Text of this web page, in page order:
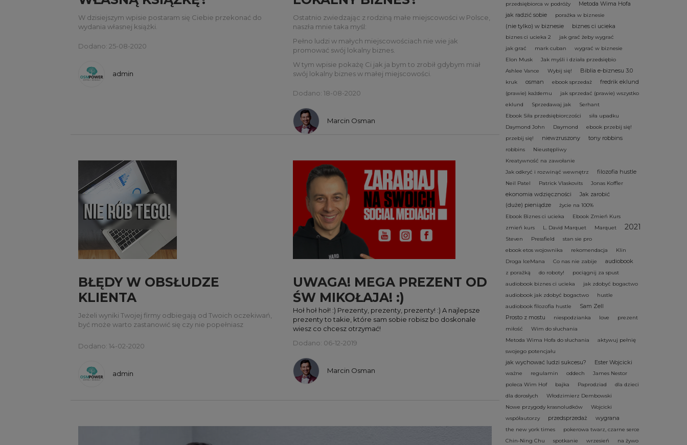
Dodano: 25-08-2020
W dzisiejszym wpisie postaram się Ciebie przekonać do
wydania własnej książki.
admin
Dodano: 18-08-2020
Ostatnio zwiedzając z rodziną małe miejscowości w Polsce,
naszła mnie taka myśl:
Pełno ludzi w małych miejscowościach nie wie jak
promować swój lokalny biznes.
W tym wpisie pokażę Ci jak ja bym to zrobił gdybym miał
swój lokalny biznes w małej miejscowości.
Marcin Osman
BŁĘDY W OBSŁUDZE
KLIENTA
Dodano: 14-02-2020
Jeżeli wyniki Twojej firmy odbiegają od Twoich oczekiwań,
być może warto zastanowić się czy nie popełniasz
admin
UWAGA! MEGA PREZENT OD
ŚW MIKOŁAJA! :)
Dodano: 06-12-2019
Hoł hoł hoł! :) Prezenty, prezenty, prezenty! :) A najlepsze
prezenty to takie, które sam sobie robisz bo doskonale
wiesz co chcesz otrzymać!
Marcin Osman
przedsiębiorca w podróży
Metoda Wima Hofa
jak radzić sobie
porażka w biznesie
(nie tylko) w biznesie biznes ci ucieka
biznes ci ucieka 2
jak grać żeby wygrać
jak grać
mark cuban
wygrać w biznesie
Elon Musk
Jak myśli i działa przedsiębio
Ashlee Vance
Wybij się! Biblia e-biznesu 3.0
kruk osman ebook sprzedaż fredrik eklund
(prawie) każdemu
jak sprzedać (prawie) wszystko
eklund
Sprzedawaj jak
Serhant
Ebook Siła przedsiębiorczości
siła upadku
Daymond John
Daymond
ebook przebij się!
przebij się!
niewzruszony tony robbins
robbins
Nieustępliwy
Kreatywność na zawołanie
Jak odkryć i rozwinąć wewnętrz
filozofia hustle
Neil Patel Patrick Vlaskovits Jonas Koffler
ekonomia wdzięczności
Jak zarobić
(duże) pieniądze
życie na 100%
Ebook Biznes ci ucieka
Ebook Zmień Kurs
zmień kurs
L. David Marquet Marquet 2021
Steven Pressfield
stan sie pro
ebook etos wojownika
rekomendacja
Klin
Droga IceMana
Co nas nie zabije audiobook
z porażką do roboty!
pociągnij za spust
audiobook biznes ci ucieka
jak zdobyć bogactwo
audiobook jak zdobyć bogactwo
hustle
audiobook filozofia hustle
Sam Zell
Prosto z mostu
niespodzianka love
prezent
miłość
Wim do słuchania
Metoda Wima Hofa do słuchania
aktywuj pełnię
swojego potencjału
jak wychować ludzi sukcesu? Ester Wojcicki
ważne regulamin oddech
James Nestor
poleca Wim Hof
bajka Paprodziad
dla dzieci
dla dorosłych
Włodzimierz Dembowski
Nowe przygody krasnoludków
Wojcicki
współautorzy
przedsprzedaż wygrana
the new york times
pokerowa twarz, czarne serce
Chin-Ning Chu
spotkanie wrzesień na żywo